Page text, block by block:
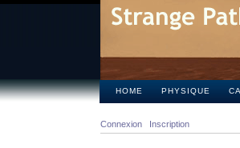
HOME PHYSIQUE
Connexion Inscription